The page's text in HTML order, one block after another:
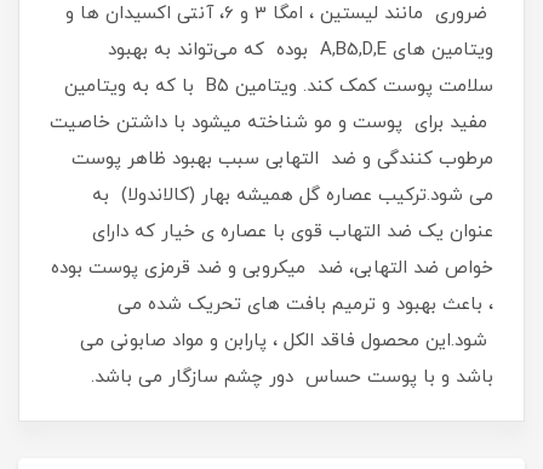
ضروری مانند لیستین ، امگا 3 و 6، آنتی اکسیدان ها و
ویتامین های A,B5,D,E بوده که می‌تواند به بهبود
سلامت پوست کمک کند. ویتامین B۵ با که به ویتامین
مفید برای پوست و مو شناخته میشود با داشتن خاصیت
مرطوب کنندگی و ضد التهابی سبب بهبود ظاهر پوست
می شود.ترکیب عصاره گل همیشه بهار (کالاندولا) به
عنوان یک ضد التهاب قوی با عصاره ی خیار که دارای
خواص ضد التهابی، ضد میکروبی و ضد قرمزی پوست بوده
، باعث بهبود و ترمیم بافت های تحریک شده می
شود.این محصول فاقد الکل ، پارابن و مواد صابونی می
باشد و با پوست حساس دور چشم سازگار می باشد.